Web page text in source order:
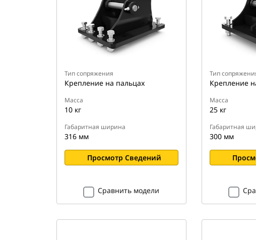
Тип сопряжения
Крепление на пальцах
Масса
10 кг
Габаритная ширина
316 мм
Просмотр Сведений
Сравнить модели
Тип
Крепление
Масса
25 кг
Габаритная
300 мм